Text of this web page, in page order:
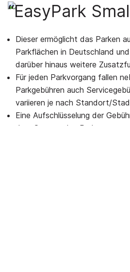
“EasyPark
Dieser ermöglicht das Parken
Parkflächen in Deutschland
darüber hinaus weitere
Für jeden Parkvorgang fallen
Parkgebühren auch
variieren je nach Standort/
Eine Aufschlüsselung der
dem Starten des Parkvorgangs